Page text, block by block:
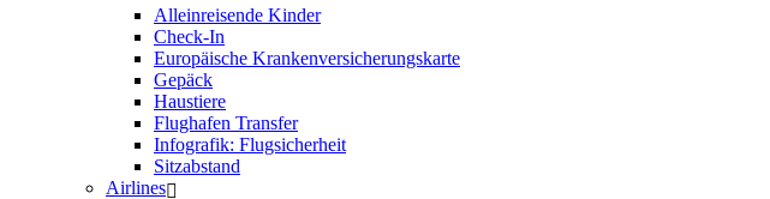
Alleinreisende Kinder
Check-In
Europäische Krankenversicherungskarte
Gepäck
Haustiere
Flughafen Transfer
Infografik: Flugsicherheit
Sitzabstand
Airlines